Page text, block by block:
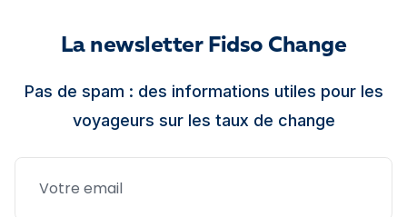
La newsletter Fidso Change
Pas de spam : des informations utiles pour les
voyageurs sur les taux de change